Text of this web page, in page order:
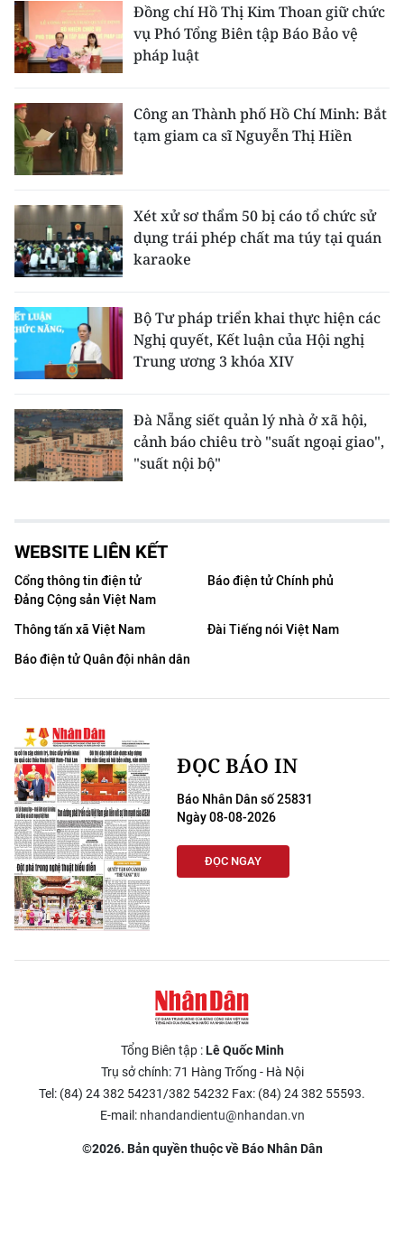
Đồng chí Hồ Thị Kim Thoan giữ chức
vụ Phó Tổng Biên tập Báo Bảo vệ
pháp luật
Công an Thành phố Hồ Chí Minh: Bắt
tạm giam ca sĩ Nguyễn Thị Hiền
Xét xử sơ thẩm 50 bị cáo tổ chức sử
dụng trái phép chất ma túy tại quán
karaoke
Bộ Tư pháp triển khai thực hiện các
Nghị quyết, Kết luận của Hội nghị
Trung ương 3 khóa XIV
Đà Nẵng siết quản lý nhà ở xã hội,
cảnh báo chiêu trò "suất ngoại giao",
"suất nội bộ"
WEBSITE LIÊN KẾT
Cổng thông tin điện tử
Đảng Cộng sản Việt Nam
Báo điện tử Chính phủ
Thông tấn xã Việt Nam
Đài Tiếng nói Việt Nam
Báo điện tử Quân đội nhân dân
ĐỌC BÁO IN
Báo Nhân Dân số 25831
Ngày 08-08-2026
ĐỌC NGAY
Tổng Biên tập :Lê Quốc Minh
Trụ sở chính: 71 Hàng Trống - Hà Nội
Tel: (84) 24 382 54231/382 54232 Fax: (84) 24 382 55593.
E-mail: nhandandientu@nhandan.vn
©2026. Bản quyền thuộc về Báo Nhân Dân